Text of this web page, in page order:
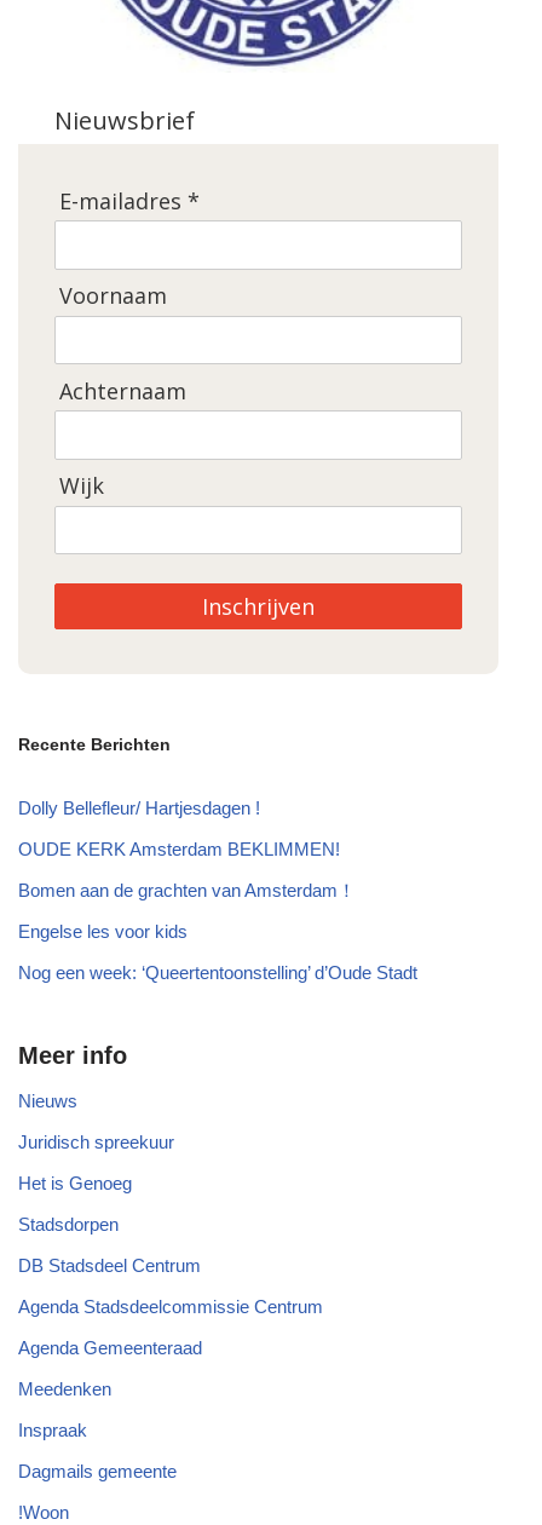
Nieuwsbrief
E-mailadres *
Voornaam
Achternaam
Wijk
Inschrijven
Recente Berichten
Dolly Bellefleur/ Hartjesdagen !
OUDE KERK Amsterdam BEKLIMMEN!
Bomen aan de grachten van Amsterdam！
Engelse les voor kids
Nog een week: ‘Queertentoonstelling’ d’Oude Stadt
Meer info
Nieuws
Juridisch spreekuur
Het is Genoeg
Stadsdorpen
DB Stadsdeel Centrum
Agenda Stadsdeelcommissie Centrum
Agenda Gemeenteraad
Meedenken
Inspraak
Dagmails gemeente
!Woon